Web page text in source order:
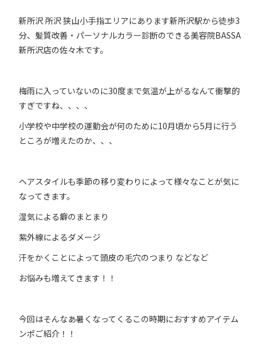
新所沢 所沢 狭山小手指エリアにあります新所沢駅から徒歩3
分、髪質改善・パーソナルカラー診断のできる美容院BASSA
新所沢店の佐々木です。
梅雨に入っていないのに30度まで気温が上がるなんて衝撃的
すぎですね、、、、
小学校や中学校の運動会が何のために10月頃から5月に行う
ところが増えたのか、、、
ヘアスタイルも季節の移り変わりによって様々なことが気に
なってきます。
湿気による癖のまとまり
紫外線によるダメージ
汗をかくことによって頭皮の毛穴のつまり などなど
お悩みも増えてきます！！
今回はそんなあ暑くなってくるこの時期におすすめアイテム
ンポご紹介！！